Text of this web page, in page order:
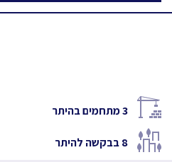
3מתחמים בהיתר
8בבקשה להיתר